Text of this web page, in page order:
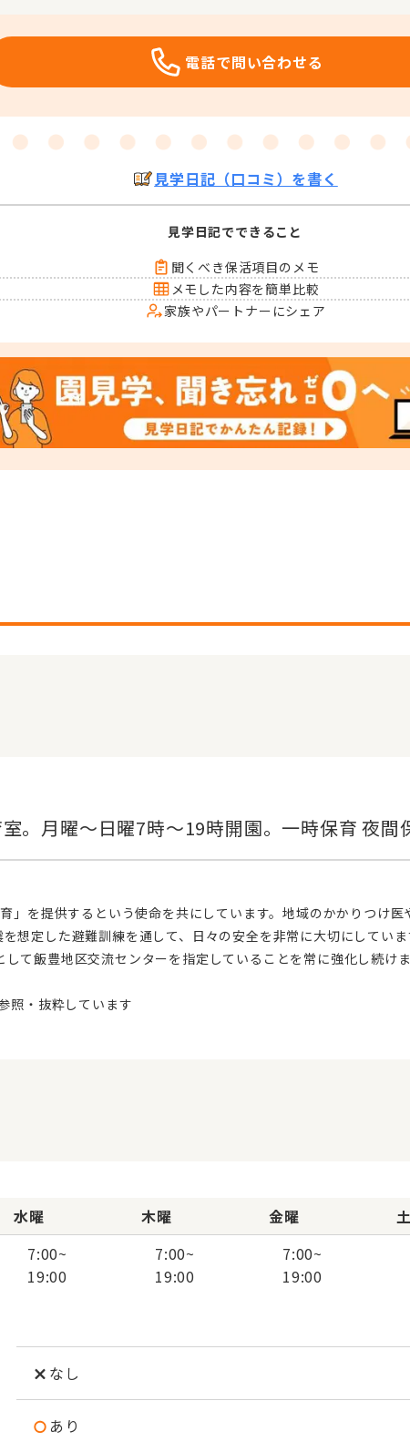
電話で問い合わせる
見学日記（口コミ）を書く
見学日記でできること
聞くべき保活項目のメモ
メモした内容を簡単比較
家族やパートナーにシェア
想定した避難訓練を通して、日々の安全を非常に大切にしてい
て飯豊地区交流センターを指定していることを常に強化し続けま
水曜
7:00~
19:00
木曜
7:00~
19:00
金曜
7:00~
19:00
なし
あり